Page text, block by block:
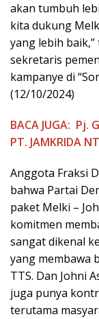
akan tumbuh
kita dukung
yang lebih
sekretaris
kampanye di
(12/10/2024)
BACA JUGA: Pj.
PT. JAMKRIDA
Anggota Fraksi
bahwa Partai
paket Melki –
komitmen
sangat dikenal
yang membawa
TTS. Dan Johni
juga punya
terutama